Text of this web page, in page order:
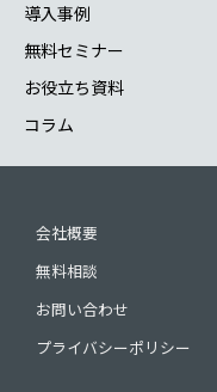
導入事例
無料セミナー
お役立ち資料
コラム
会社概要
無料相談
お問い合わせ
プライバシーポリシー